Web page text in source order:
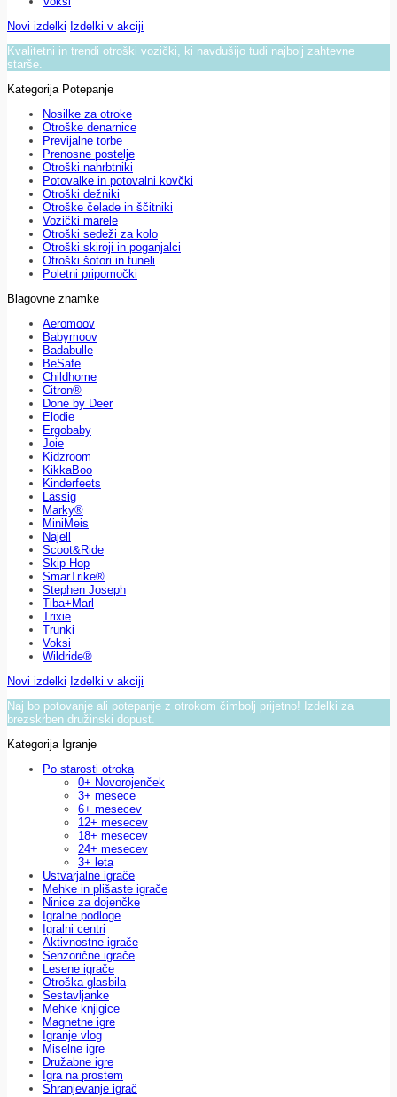
Novi izdelki Izdelki v akciji
Kvalitetni in trendi otroški vozički, ki navdušijo tudi najbolj zahtevne
starše.
Kategorija Potepanje
Nosilke za otroke
Otroške denarnice
Previjalne torbe
Prenosne postelje
Otroški nahrbtniki
Potovalke in potovalni kovčki
Otroški dežniki
Otroške čelade in ščitniki
Vozički marele
Otroški sedeži za kolo
Otroški skiroji in poganjalci
Otroški šotori in tuneli
Poletni pripomočki
Blagovne znamke
Aeromoov
Babymoov
Badabulle
BeSafe
Childhome
Citron®
Done by Deer
Elodie
Ergobaby
Joie
Kidzroom
KikkaBoo
Kinderfeets
Lässig
Marky®
MiniMeis
Najell
Scoot&Ride
Skip Hop
SmarTrike®
Stephen Joseph
Tiba+Marl
Trixie
Trunki
Voksi
Wildride®
Novi izdelki Izdelki v akciji
Naj bo potovanje ali potepanje z otrokom čimbolj prijetno! Izdelki za
brezskrben družinski dopust.
Kategorija Igranje
Po starosti otroka
0+ Novorojenček
3+ mesece
6+ mesecev
12+ mesecev
18+ mesecev
24+ mesecev
3+ leta
Ustvarjalne igrače
Mehke in plišaste igrače
Ninice za dojenčke
Igralne podloge
Igralni centri
Aktivnostne igrače
Senzorične igrače
Lesene igrače
Otroška glasbila
Sestavljanke
Mehke knjigice
Magnetne igre
Igranje vlog
Miselne igre
Družabne igre
Igra na prostem
Shranjevanje igrač